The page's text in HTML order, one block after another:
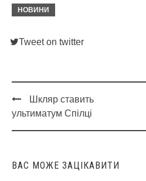
НОВИНИ
Tweet on twitter
Post
navigation
Шкляр ставить
ультиматум Спілці
ВАС МОЖЕ ЗАЦІКАВИТИ